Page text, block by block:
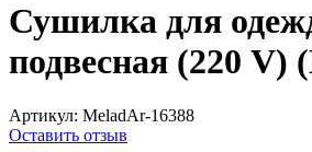
Сушилка для
подвесная (220 V)
Артикул: MeladAr-16388
Оставить отзыв